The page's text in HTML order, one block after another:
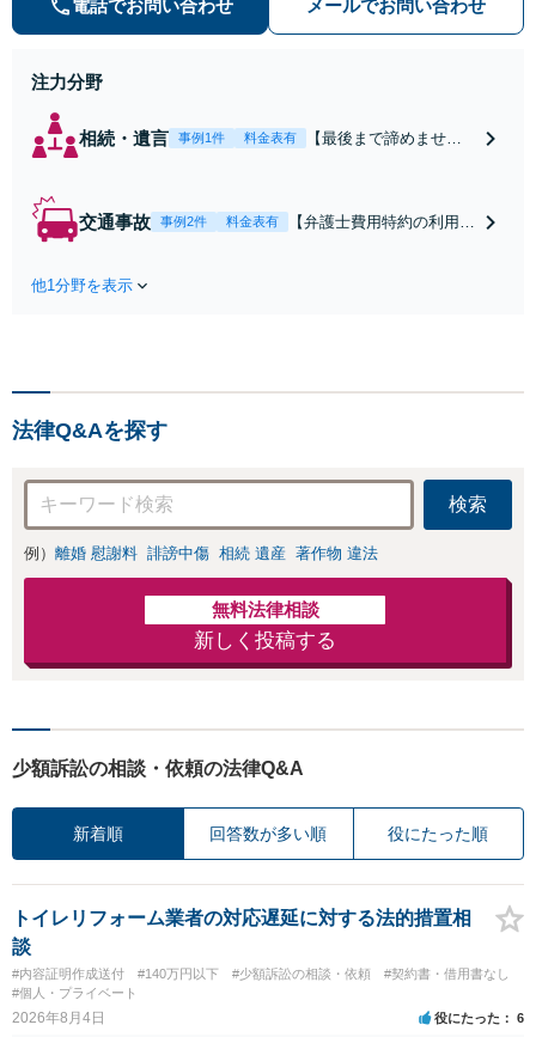
電話でお問い合わせ メールでお問い合わせ
注力分野
相続・遺言 事例1件 料金表有
【最後まで諦めませ
合意してしまう前にご
交通事故 事例2件 料金表有
【弁護士費用特約の利用＆
は損をしてしまうかもしれ
他1分野を表示
法律Q&Aを探す
検索
例） 離婚 慰謝料 誹謗中傷 相続 遺産 著作物 違法
無料法律相談
新しく投稿する
少額訴訟の相談・依頼の法律Q&A
新着順 回答数が多い順 役にたった順
トイレリフォーム業者の対応遅延に対する法的措置相
談
#内容証明作成送付 #140万円以下 #少額訴訟の相談・依頼
#契約書・借用書なし
#個人・プライベート
2026年8月4日 役にたった 6